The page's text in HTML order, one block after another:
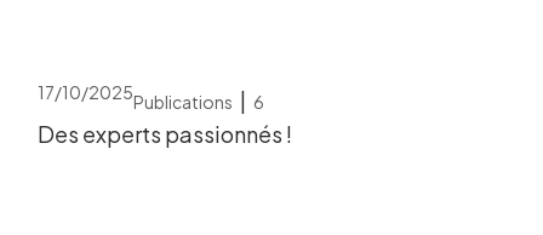
17/10/2025Publications | 6
Des experts passionnés !